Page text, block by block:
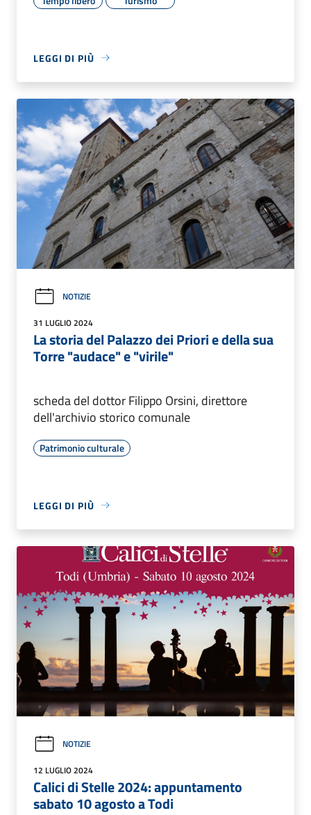
LEGGI DI PIÙ
NOTIZIE
31 LUGLIO 2024
La storia del Palazzo dei Priori e della sua
Torre "audace" e "virile"
scheda del dottor Filippo Orsini, direttore
dell'archivio storico comunale
Patrimonio culturale
LEGGI DI PIÙ
NOTIZIE
12 LUGLIO 2024
Calici di Stelle 2024: appuntamento
sabato 10 agosto a Todi